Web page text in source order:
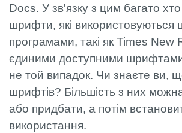
Docs. У зв'язку з цим багато
шрифти, які використовуються
програмами, такі як Times New
єдиними доступними
не той випадок. Чи знаєте ви,
шрифтів? Більшість з них
або придбати, а потім
використання.